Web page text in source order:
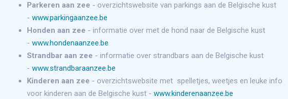
Parkeren aan zee - overzichtswebsite van parkings aan de Belgische kust
- www.parkingaanzee.be
Honden aan zee - informatie over met de hond naar de Belgische kust
- www.hondenaanzee.be
Strandbar aan zee - informatie over strandbars aan de Belgische kust
- www.strandbaraanzee.be
Kinderen aan zee - overzichtswebsite met spelletjes, weetjes en leuke info
voor kinderen aan de Belgische kust - www.kinderenaanzee.be